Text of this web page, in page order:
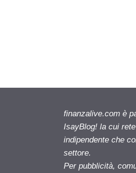
finanzalive.com è
IsayBlog! la cui
indipendente che
settore.
Per pubblicità,